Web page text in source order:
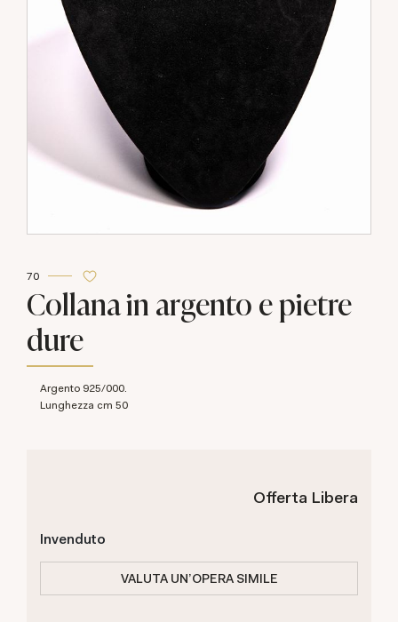
70
Collana in argento e pietre
dure
Argento 925/000.
Lunghezza cm 50
Offerta Libera
Invenduto
VALUTA UN'OPERA SIMILE